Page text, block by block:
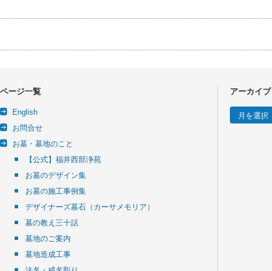
ページ一覧
English
お問合せ
お墓・墓地のこと
【公式】福井西部浄苑
お墓のデザイン集
お墓の施工事例集
デザイナーズ墓石（カーサメモリア）
墓の教え三十話
墓地のご案内
墓地造成工事
アーカイブ
アーカイブ